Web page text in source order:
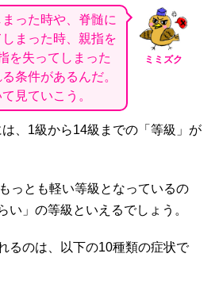
ミミズク
った時や、脊髄に
まった時、親指を
を失ってしまった
条件があるんだ。
見ていこう。
、 1級から14級までの「等級」が
っとも軽い等級となっているの
い」の等級といえるでしょう。
るのは、以下の10種類の症状で